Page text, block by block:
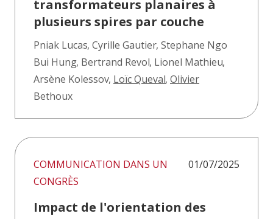
transformateurs planaires à
plusieurs spires par couche
Pniak Lucas, Cyrille Gautier, Stephane Ngo
Bui Hung, Bertrand Revol, Lionel Mathieu,
Arsène Kolessov, Loïc Queval, Olivier
Bethoux
COMMUNICATION DANS UN
CONGRÈS
01/07/2025
Impact de l'orientation des